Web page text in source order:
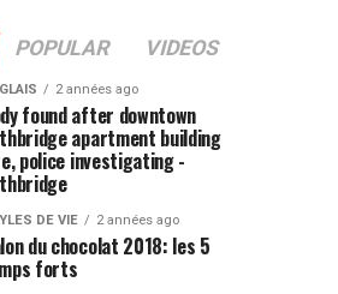
POPULAR VIDEOS
2 années ago
found after downtown
apartment building
police investigating -
DE VIE 2 années ago
du chocolat 2018: les 5
forts